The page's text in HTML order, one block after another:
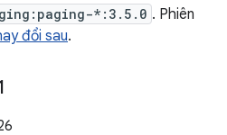
*:3.5.0 . Phiên
đổi sau.